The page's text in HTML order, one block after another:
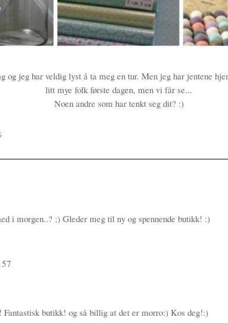
og jeg har veldig lyst å ta meg en tur. Men jeg har jentene
litt mye folk første dagen, men vi får se...
Noen andre som har tenkt seg dit? :)
i morgen..? ;) Gleder meg til ny og spennende butikk! :)
butikk! og så billig at det er morro:) Kos deg!:)